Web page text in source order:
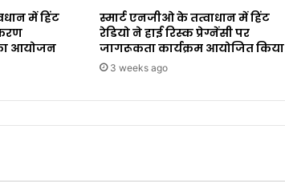
में हिंट
आयोजन
स्मार्ट एनजीओ के तत्वाधान में हिंट
रेडियो ने हाई रिस्क प्रेग्नेंसी पर
जागरूकता कार्यक्रम आयोजित किया
3 weeks ago